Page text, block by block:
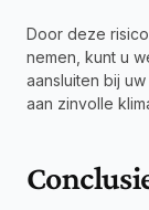
Door deze
nemen, kunt u
aansluiten bij
aan zinvolle